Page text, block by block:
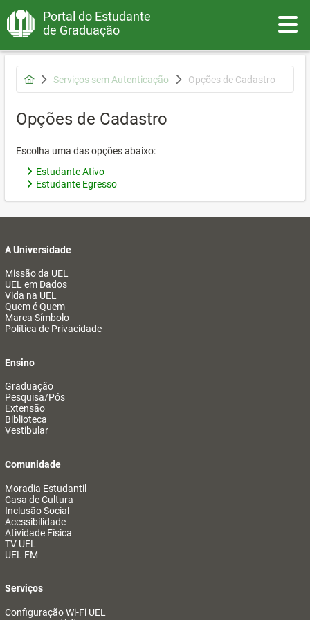
Portal do Estudante
de Graduação
Serviços sem Autenticação Opções de Cadastro
Opções de Cadastro
Escolha uma das opções abaixo:
Estudante Ativo
Estudante Egresso
A Universidade
Missão da UEL
UEL em Dados
Vida na UEL
Quem é Quem
Marca Símbolo
Política de Privacidade
Ensino
Graduação
Pesquisa/Pós
Extensão
Biblioteca
Vestibular
Comunidade
Moradia Estudantil
Casa de Cultura
Inclusão Social
Acessibilidade
Atividade Física
TV UEL
UEL FM
Serviços
Configuração Wi-Fi UEL